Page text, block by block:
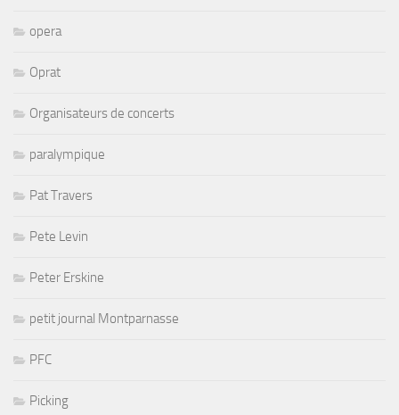
opera
Oprat
Organisateurs de concerts
paralympique
Pat Travers
Pete Levin
Peter Erskine
petit journal Montparnasse
PFC
Picking